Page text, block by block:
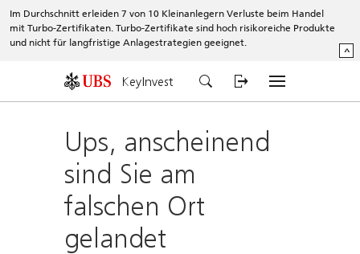
Im Durchschnitt erleiden 7 von 10 Kleinanlegern Verluste beim Handel
mit Turbo-Zertifikaten. Turbo-Zertifikate sind hoch risikoreiche Produkte
und nicht für langfristige Anlagestrategien geeignet.
^
KeyInvest
Ups, anscheinend
sind Sie am
falschen Ort
gelandet